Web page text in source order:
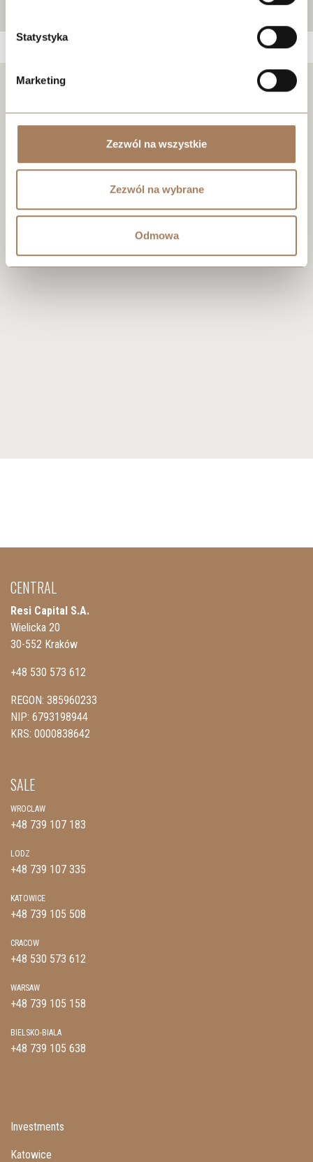
Statystyka
Marketing
Zezwól na wszystkie
Zezwól na wybrane
Odmowa
Negotiate the price
CENTRAL
Resi Capital S.A.
Wielicka 20
30-552 Kraków
+48 530 573 612
REGON: 385960233
NIP: 6793198944
KRS: 0000838642
SALE
WROCLAW
+48 739 107 183
LODZ
+48 739 107 335
KATOWICE
+48 739 105 508
CRACOW
+48 530 573 612
WARSAW
+48 739 105 158
BIELSKO-BIALA
+48 739 105 638
Investments
Katowice